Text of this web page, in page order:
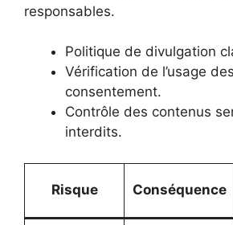
responsables.
Politique de divulgation
Vérification de l’usage
consentement.
Contrôle des contenus
interdits.
Risque Conséquence